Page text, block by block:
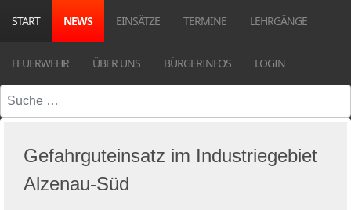
START NEWS EINSÄTZE TERMINE LEHRGÄNGE
FEUERWEHR ÜBER UNS BÜRGERINFOS LOGIN
Suchen
Gefahrguteinsatz im Industriegebiet
Alzenau-Süd